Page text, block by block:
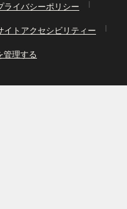
ライバシーポリシー
イトアクセシビリティー
理する